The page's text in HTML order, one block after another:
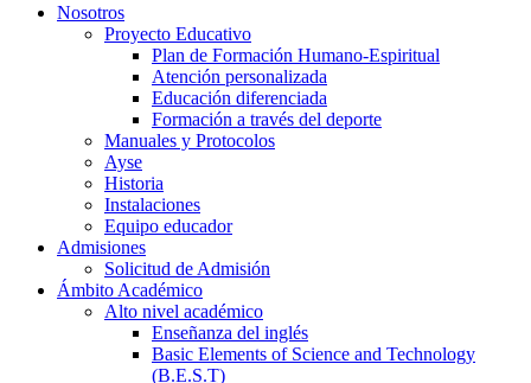
Nosotros
Proyecto Educativo
Plan de Formación Humano-Espiritual
Atención personalizada
Educación diferenciada
Formación a través del deporte
Manuales y Protocolos
Ayse
Historia
Instalaciones
Equipo educador
Admisiones
Solicitud de Admisión
Ámbito Académico
Alto nivel académico
Enseñanza del inglés
Basic Elements of Science and Technology
(B.E.S.T)